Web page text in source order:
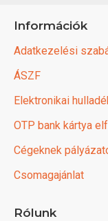
Információk
Adatkezelési
ÁSZF
Elektronikai
OTP bank kártya
Cégeknek
Csomagajánlat
Rólunk